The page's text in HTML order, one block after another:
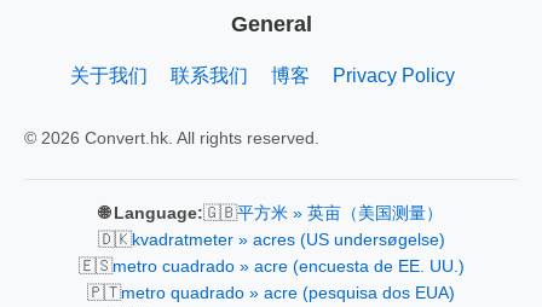
General
关于我们 联系我们 博客 Privacy Policy
© 2026 Convert.hk. All rights reserved.
🌐 Language:🇬🇧平方米 » 英亩（美国测量）
🇩🇰kvadratmeter » acres (US undersøgelse)
🇪🇸metro cuadrado » acre (encuesta de EE. UU.)
🇵🇹metro quadrado » acre (pesquisa dos EUA)